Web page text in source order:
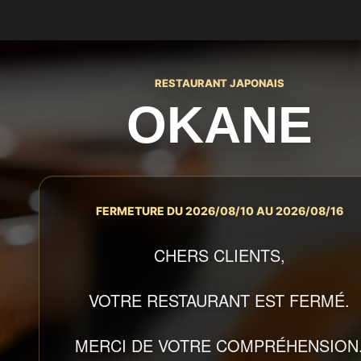
RESTAURANT JAPONAIS
OKANE
FERMETURE DU 2026/08/10 AU 2026/08/16
CHERS CLIENTS,
VOTRE RESTAURANT EST FERMÉ.
MERCI DE VOTRE